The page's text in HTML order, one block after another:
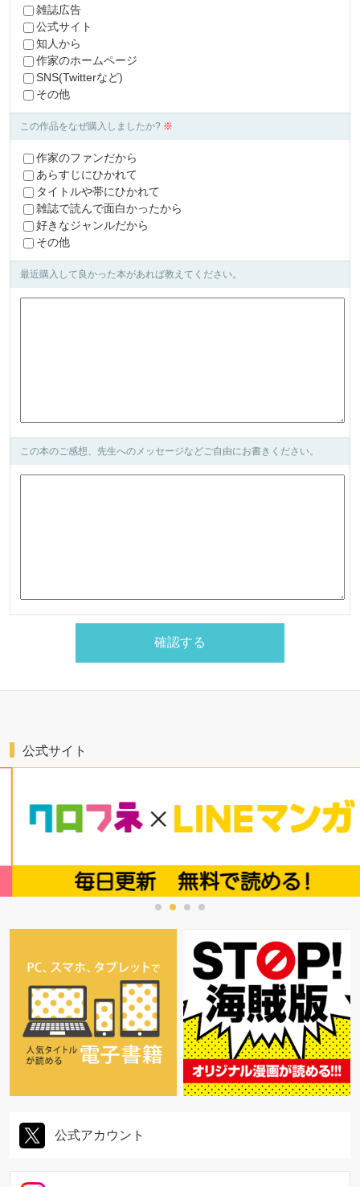
雑誌広告
公式サイト
知人から
作家のホームページ
SNS(Twitterなど)
その他
この作品をなぜ購入しましたか? ※
作家のファンだから
あらすじにひかれて
タイトルや帯にひかれて
雑誌で読んで面白かったから
好きなジャンルだから
その他
最近購入して良かった本があれば教えてください。
この本のご感想、先生へのメッセージなどご自由にお書きください。
公式サイト
公式アカウント